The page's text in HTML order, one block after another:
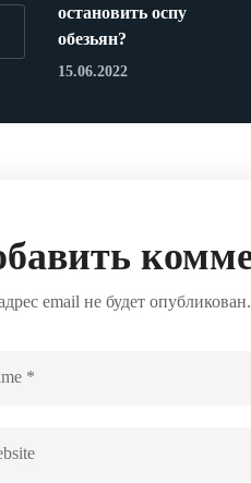
остановить оспу
обезьян?
15.06.2022
email не будет опубликован.